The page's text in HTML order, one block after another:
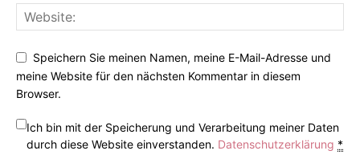
Speichern Sie meinen Namen, meine E-Mail-Adresse und
meine Website für den nächsten Kommentar in diesem
Browser.
Ich bin mit der Speicherung und Verarbeitung meiner Daten
durch diese Website einverstanden. Datenschutzerklärung *